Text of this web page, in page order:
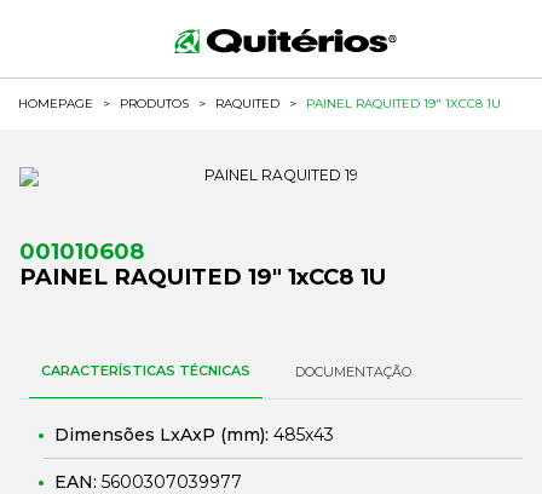
HOMEPAGE > PRODUTOS > RAQUITED > PAINEL RAQUITED 19" 1XCC8 1U
001010608
PAINEL RAQUITED 19" 1xCC8 1U
CARACTERÍSTICAS TÉCNICAS DOCUMENTAÇÃO
Dimensões LxAxP (mm): 485x43
EAN: 5600307039977